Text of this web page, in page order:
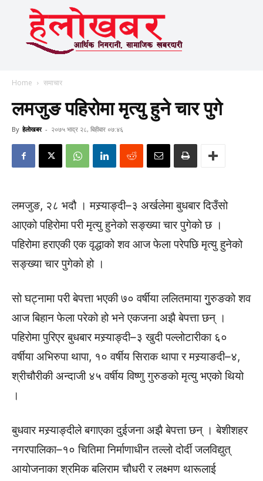
Home समाचार
लमजुङ पहिरोमा मृत्यु हुने चार पुगे
By हेलाेखबर - २०७५ भाद्र २८, बिहीबार ०७:४६
लमजुङ, २८ भदौ । मस्र्याङ्दी–३ अर्खलेमा बुधबार दिउँसो
आएको पहिरोमा परी मृत्यु हुनेको सङ्ख्या चार पुगेको छ ।
पहिरोमा हराएकी एक वृद्धाको शव आज फेला परेपछि मृत्यु हुनेको
सङ्ख्या चार पुगेको हो ।
सो घट्नामा परी बेपत्ता भएकी ७० वर्षीया ललितमाया गुुरुङको शव
आज बिहान फेला परेको हो भने एकजना अझै बेपत्ता छन् ।
पहिरोमा पुरिएर बुधबार मस्र्याङ्दी–३ खुदी पल्लोटारीका ६०
वर्षीया अभिरुपा थापा, १० वर्षीय सिराक थापा र मस्र्याङदी–४,
श्रीचौरीकी अन्दाजी ४५ वर्षीय विष्णु गुरुङको मृत्यु भएको थियो
।
बुधवार मस्र्याङ्दीले बगाएका दुईजना अझै बेपत्ता छन् । बेशीशहर
नगरपालिका–१० चितिमा निर्माणाधीन तल्लो दोर्दी जलविद्युत्
आयोजनाका श्रमिक बलिराम चौधरी र लक्ष्मण थारूलाई